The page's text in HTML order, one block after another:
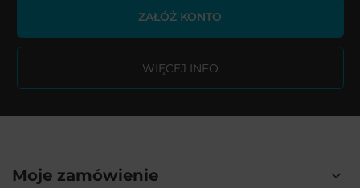
ZAŁÓŻ KONTO
WIĘCEJ INFO
Moje zamówienie